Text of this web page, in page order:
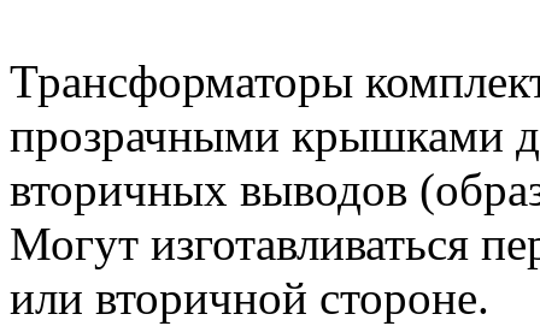
Трансформаторы
прозрачными крышками
вторичных выводов
Могут изготавливаться
или вторичной стороне.